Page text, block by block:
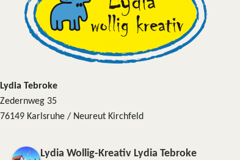
Lydia Tebroke
Zedernweg 35
76149 Karlsruhe / Neureut Kirchfeld
Lydia Wollig-Kreativ Lydia Tebroke